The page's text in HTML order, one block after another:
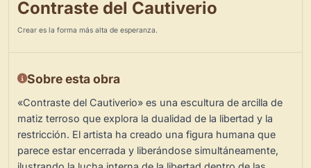
Contraste del Cautiverio
Crear es la forma más alta de esperanza.
Sobre esta obra
«Contraste del Cautiverio» es una escultura de arcilla de
matiz terroso que explora la dualidad de la libertad y la
restricción. El artista ha creado una figura humana que
parece estar encerrada y liberándose simultáneamente,